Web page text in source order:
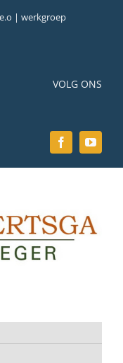
| werkgroep
VOLG ONS